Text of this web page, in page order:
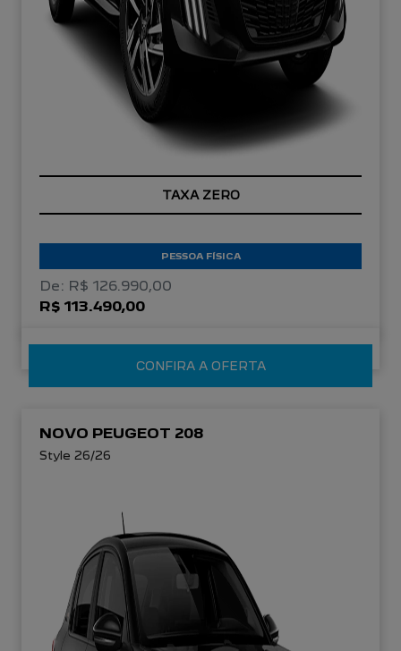
TAXA ZERO
PESSOA FÍSICA
De: R$ 126.990,00
R$ 113.490,00
CONFIRA A OFERTA
NOVO PEUGEOT 208
Style 26/26